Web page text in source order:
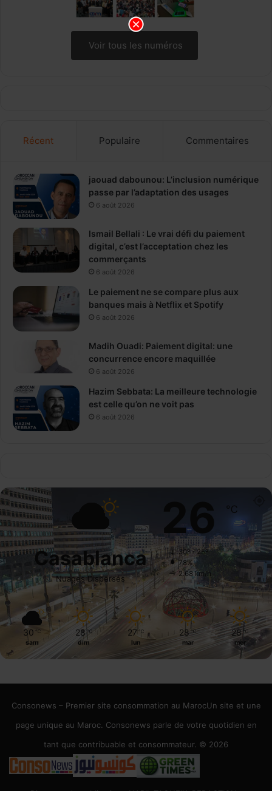
Voir tous les numéros
Récent Populaire Commentaires
jaouad dabounou: L’inclusion numérique
passe par l’adaptation des usages
6 août 2026
Ismail Bellali : Le vrai défi du paiement
digital, c’est l’acceptation chez les
commerçants
6 août 2026
Le paiement ne se compare plus aux
banques mais à Netflix et Spotify
6 août 2026
Madih Ouadi: Paiement digital: une
concurrence encore maquillée
6 août 2026
Hazim Sebbata: La meilleure technologie
est celle qu’on ne voit pas
6 août 2026
Casablanca
Nuages Dispersés
26 ℃
30º - 25º
78%
2.68 km/h
30 ℃
sam
28 ℃
dim
27 ℃
lun
28 ℃
mar
28 ℃
mer
Consonews – Premier site consommation au MarocUn site et une
page unique au Maroc. Consonews parle de votre quotidien en
tant que contribuable et consommateur. © 2026